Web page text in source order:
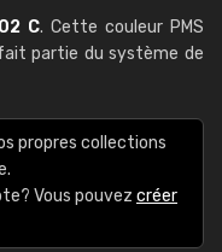
C. Cette couleur PMS
partie du système de
propres collections
Vous pouvez créer